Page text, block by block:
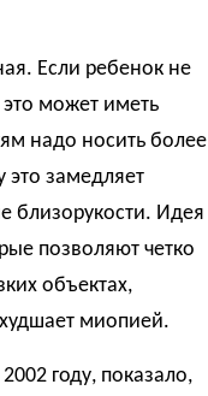
Если ребенок не
может иметь
надо носить более
это замедляет
близорукости. Идея
позволяют четко
объектах,
миопией.
году, показало,